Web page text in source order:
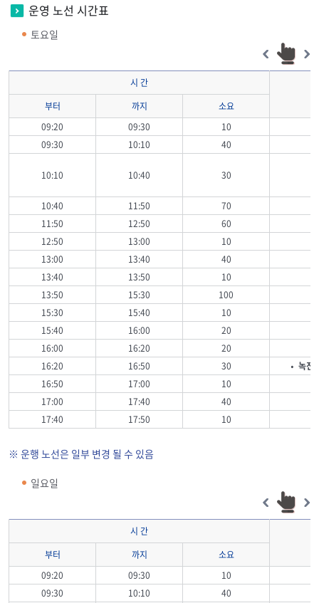
운영 노선 시간표
토요일
시 간
부터
까지
소요
09:20
09:30
10
09:30
10:10 40
10:10 10:40 30
10:40 11:50
70
11:50
12:50
60
12:50
13:00
10
13:00
13:40
40
13:40
13:50
10
13:50
15:30
100
15:30
15:40
10
15:40
16:00
20
16:00
16:20
20
16:20
16:50 30
• 녹진
16:50
17:00
10
17:00
17:40
40
17:40
17:50 10
※ 운행 노선은 일부 변경 될 수 있음
일요일
시 간
부터
까지
소요
09:20
09:30
10
09:30
10:10 40